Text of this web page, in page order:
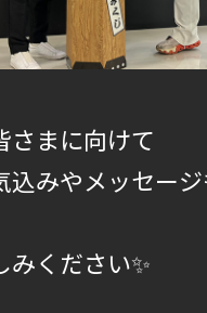
さまに向けて
込みやメッセー
みください✨